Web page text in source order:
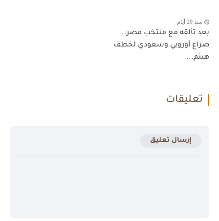
منذ 29 أيام
بعد تألقه مع منتخب مصر..
صراع أوروبي وسعودي لخطف
هيثم...
تعليقات
إرسال تعليق